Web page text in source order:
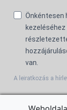
Önkéntesen
kezeléséhez
van.
A leiratkozás a